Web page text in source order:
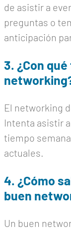
de asistir a
preguntas o
anticipación
3. ¿Con
El networking
Intenta asistir
tiempo
actuales.
4. ¿Cómo
buen
Un buen